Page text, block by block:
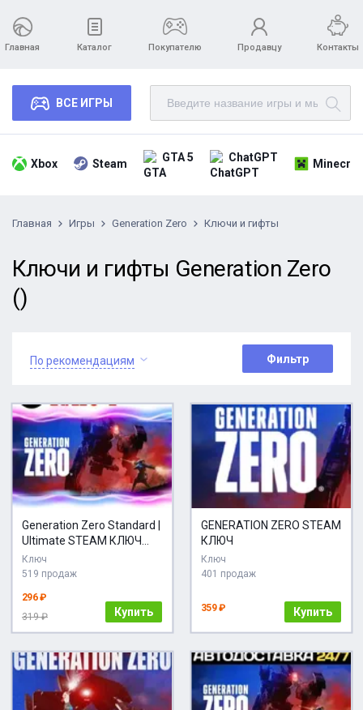
Главная Каталог Покупателю Продавцу Контакты
ВСЕ ИГРЫ
Xbox Steam GTA 5 ChatGPT
Главная Игры Generation Zero Ключи и гифты
Ключи и гифты Generation Zero
()
По рекомендациям Фильтр
Generation Zero Standard |
Ultimate STEAM КЛЮЧ
РФ+МИР
Ключ
519 продаж
296 ₽
319 ₽
Купить
GENERATION ZERO STEAM
КЛЮЧ
Ключ
401 продаж
359 ₽ Купить